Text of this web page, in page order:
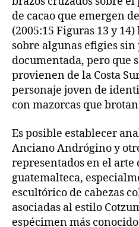
de cacao que emergen
(2005:15 Figuras 13 y
sobre algunas efigies
documentada, pero que
provienen de la Costa
personaje joven de
con mazorcas que
Es posible establecer
Anciano Andrógino y
representados en el arte
guatemalteca,
escultórico de cabezas
asociadas al estilo
espécimen más